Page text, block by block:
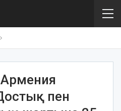
Армения
пен